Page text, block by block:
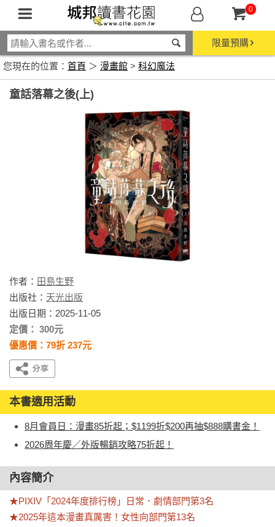
0
限量預購
您現在的位置： 首頁 ＞ 漫畫館 > 科幻魔法
童話落幕之後(上)
作者： 田島生野
出版社： 天光出版
出版日期：2025-11-05
定價： 300元
優惠價：79折 237元
本書適用活動
8月會員日：漫畫85折起；$1199折$200再抽$888購書金！
2026周年慶／外版暢銷攻略75折起！
內容簡介
★PIXIV「2024年度排行榜」日常．劇情部門第3名
★2025年這本漫畫真厲害！女性向部門第13名